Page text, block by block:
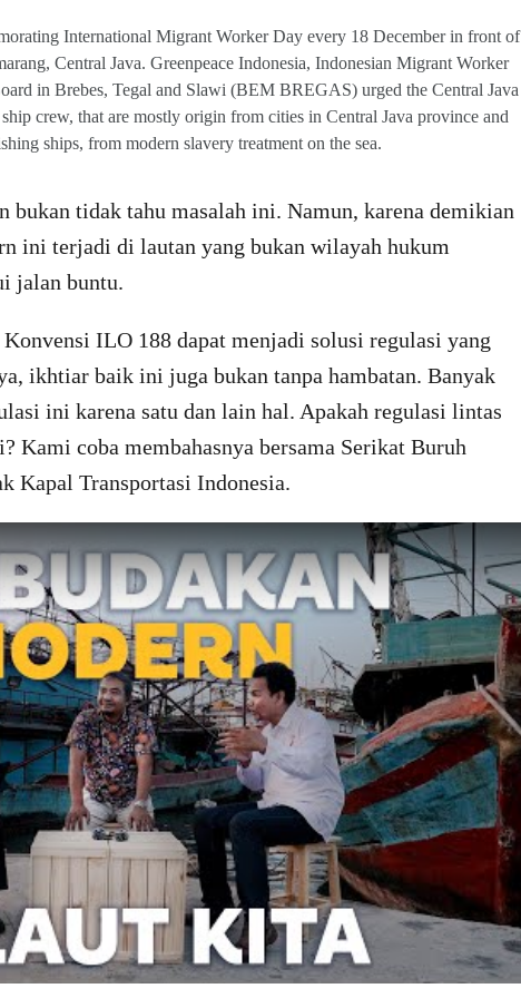
International Migrant Worker Day every 18 December in front of
Central Java. Greenpeace Indonesia, Indonesian Migrant Worker
in Brebes, Tegal and Slawi (BEM BREGAS) urged the Central Java
crew, that are mostly origin from cities in Central Java province and
ships, from modern slavery treatment on the sea.
bukan tidak tahu masalah ini. Namun, karena demikian
ini terjadi di lautan yang bukan wilayah hukum
jalan buntu.
ILO 188 dapat menjadi solusi regulasi yang
ikhtiar baik ini juga bukan tanpa hambatan. Banyak
ini karena satu dan lain hal. Apakah regulasi lintas
Kami coba membahasnya bersama Serikat Buruh
Kapal Transportasi Indonesia.